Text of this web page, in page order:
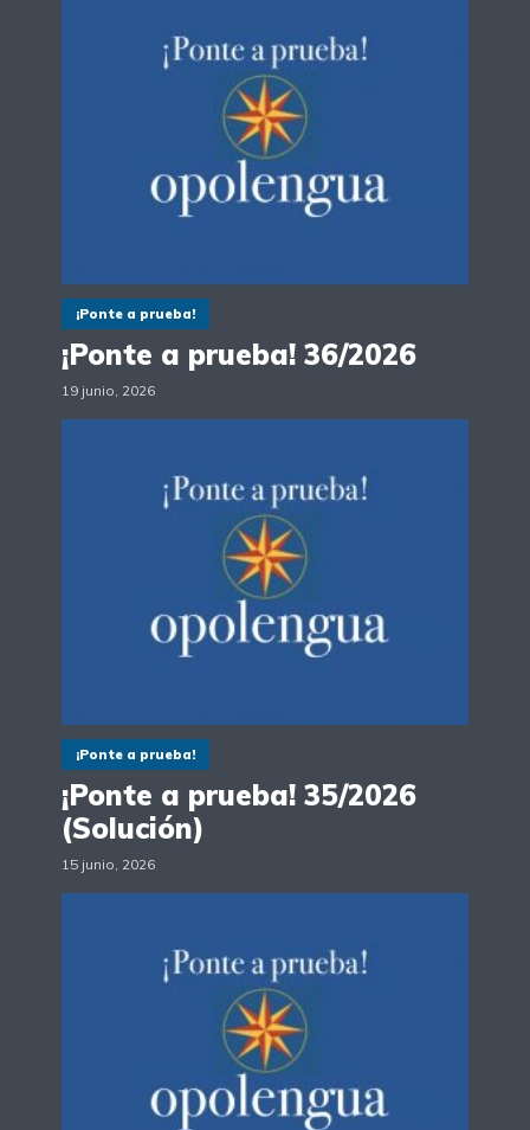
¡Ponte a prueba!
¡Ponte a prueba! 36/2026
19 junio, 2026
¡Ponte a prueba!
¡Ponte a prueba! 35/2026
(Solución)
15 junio, 2026